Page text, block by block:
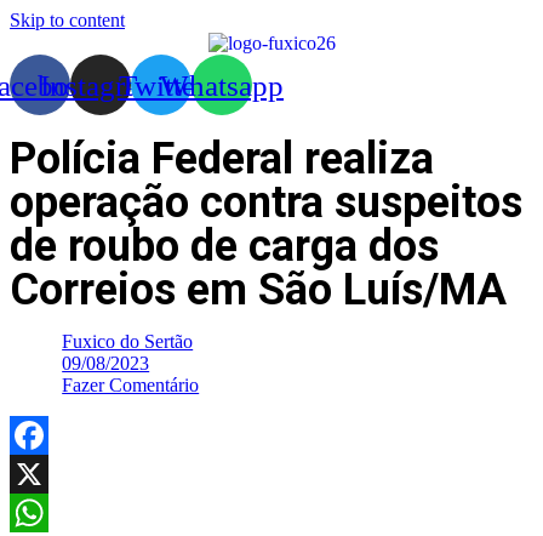
Skip to content
InstagramTwitterWhatsapp
Polícia Federal realiza
operação contra suspeitos
de roubo de carga dos
Correios em São Luís/MA
Fuxico do Sertão
09/08/2023
Fazer Comentário
Facebook
X